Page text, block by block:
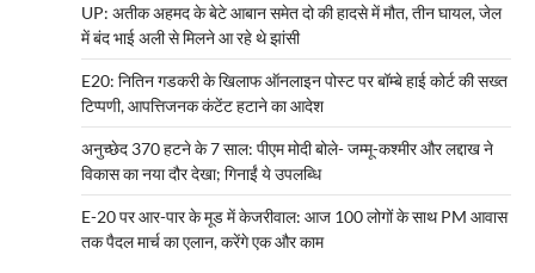
UP: अतीक अहमद के बेटे आबान समेत दो की हादसे में मौत, तीन घायल, जेल
में बंद भाई अली से मिलने आ रहे थे झांसी
E20: नितिन गडकरी के खिलाफ ऑनलाइन पोस्ट पर बॉम्बे हाई कोर्ट की सख्त
टिप्पणी, आपत्तिजनक कंटेंट हटाने का आदेश
अनुच्छेद 370 हटने के 7 साल: पीएम मोदी बोले- जम्मू-कश्मीर और लद्दाख ने
विकास का नया दौर देखा; गिनाईं ये उपलब्धि
E-20 पर आर-पार के मूड में केजरीवाल: आज 100 लोगों के साथ PM आवास
तक पैदल मार्च का एलान, करेंगे एक और काम